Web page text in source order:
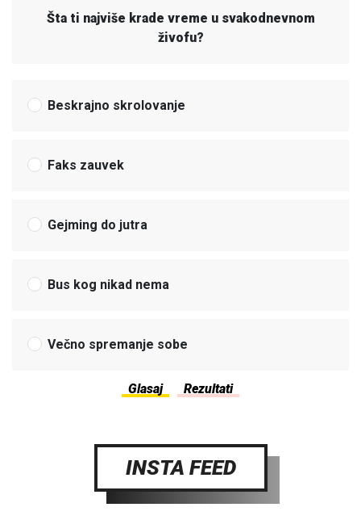
Šta ti najviše krade vreme u svakodnevnom
živofu?
Beskrajno skrolovanje
Faks zauvek
Gejming do jutra
Bus kog nikad nema
Večno spremanje sobe
INSTA FEED